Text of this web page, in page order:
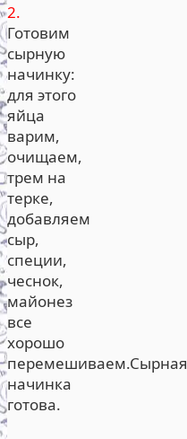
2.
Готовим
сырную
начинку:
для этого
яйца
варим,
очищаем,
трем на
терке,
добавляем
сыр,
специи,
чеснок,
майонез
все
хорошо
перемешиваем.Сырная
начинка
готова.